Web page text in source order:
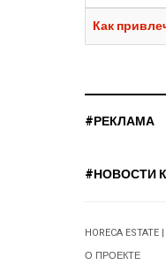
Как
#РЕКЛАМА
#НОВОСТИ
HORECA
О ПРОЕКТЕ